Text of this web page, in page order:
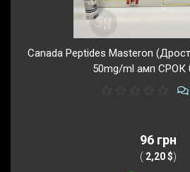
Canada Peptides Masteron
50mg/ml амп СРОК
96 грн
( 2,20 $)